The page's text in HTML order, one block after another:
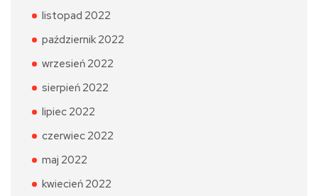
listopad 2022
październik 2022
wrzesień 2022
sierpień 2022
lipiec 2022
czerwiec 2022
maj 2022
kwiecień 2022